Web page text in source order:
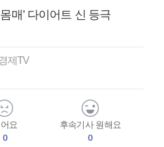
매’ 다이어트 신 등극
제TV
요
0
후속기사 원해요
0